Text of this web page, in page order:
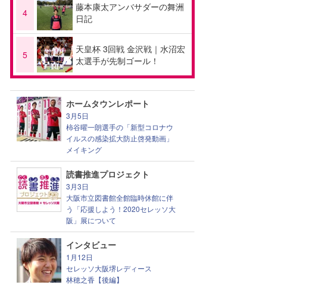
4
藤本康太アンバサダーの舞洲
日記
5
天皇杯 3回戦 金沢戦｜水沼宏
太選手が先制ゴール！
ホームタウンレポート
3月5日
柿谷曜一朗選手の「新型コロナウ
イルスの感染拡大防止啓発動画」
メイキング
読書推進プロジェクト
3月3日
大阪市立図書館全館臨時休館に伴
う「応援しよう！2020セレッソ大
阪」展について
インタビュー
1月12日
セレッソ大阪堺レディース
林穂之香【後編】